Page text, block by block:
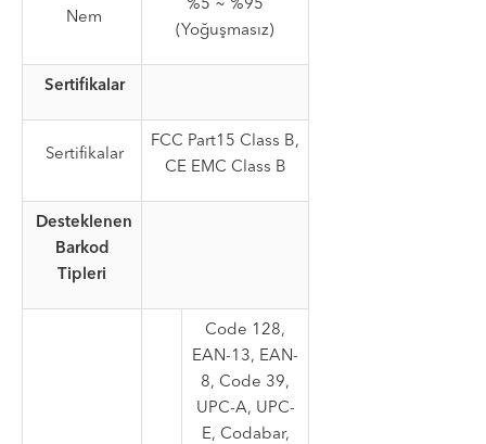
Nem
%5 ~ %95
(Yoğuşmasız)
Sertifikalar
Sertifikalar
FCC Part15 Class B,
CE EMC Class B
Desteklenen
Barkod
Tipleri
Code 128,
EAN-13, EAN-
8, Code 39,
UPC-A, UPC-
E, Codabar,